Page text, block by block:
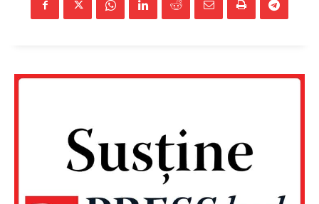
Proiecte editoriale